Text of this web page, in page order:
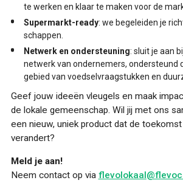
te werken en klaar te maken voor de
Supermarkt-ready: we begeleiden je
schappen.
Netwerk en ondersteuning: sluit je aan
netwerk van ondernemers, ondersteund
gebied van voedselvraagstukken en
Geef jouw ideeën vleugels en maak
de lokale gemeenschap. Wil jij met ons
een nieuw, uniek product dat de
verandert?
Meld je aan!
Neem contact op via